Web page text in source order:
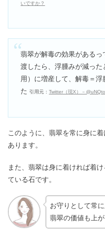
いですか？
翡翠が解毒の効果がある
渡したら、浮腫みが減っ
用）に増産して、解毒＝
た
引用元：Twitter（現X）－
このように、翡翠を常に身に
あります。
また、翡翠は身に着ければ着
ている石です。
お守りとして常
翡翠の価値も上